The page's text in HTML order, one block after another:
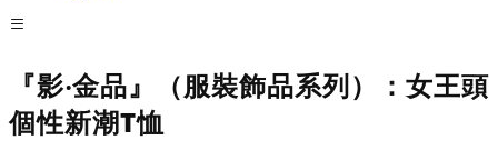
『影‧金品』（服裝飾品系列）：女王頭
個性新潮T恤